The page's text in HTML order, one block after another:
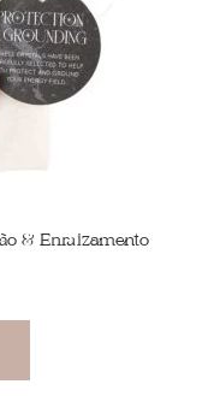
& Enraizamento